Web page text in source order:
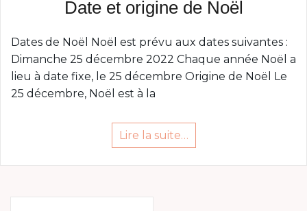
Date et origine de Noël
Dates de Noël Noël est prévu aux dates suivantes :
Dimanche 25 décembre 2022 Chaque année Noël a
lieu à date fixe, le 25 décembre Origine de Noël Le
25 décembre, Noël est à la
Lire la suite…